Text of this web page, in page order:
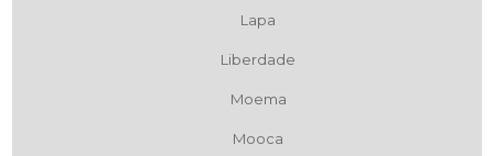
Lapa
Liberdade
Moema
Mooca